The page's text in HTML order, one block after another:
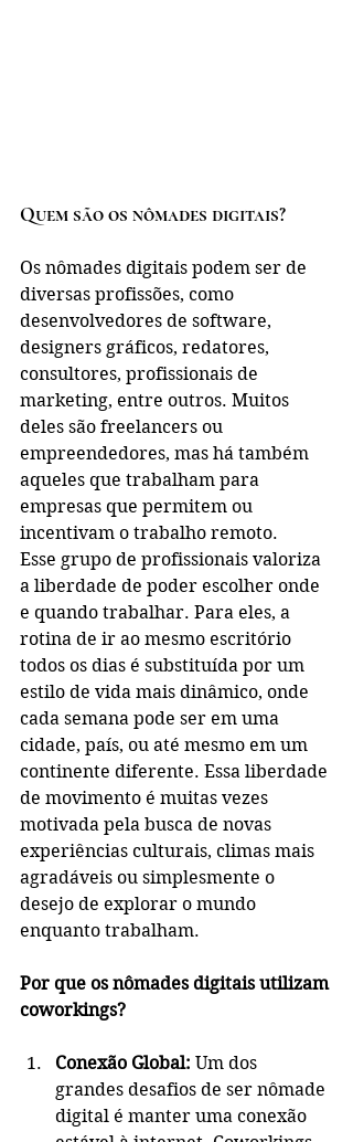
Quem são os nômades digitais?
Os nômades digitais podem ser de
diversas profissões, como
desenvolvedores de software,
designers gráficos, redatores,
consultores, profissionais de
marketing, entre outros. Muitos
deles são freelancers ou
empreendedores, mas há também
aqueles que trabalham para
empresas que permitem ou
incentivam o trabalho remoto.
Esse grupo de profissionais valoriza
a liberdade de poder escolher onde
e quando trabalhar. Para eles, a
rotina de ir ao mesmo escritório
todos os dias é substituída por um
estilo de vida mais dinâmico, onde
cada semana pode ser em uma
cidade, país, ou até mesmo em um
continente diferente. Essa liberdade
de movimento é muitas vezes
motivada pela busca de novas
experiências culturais, climas mais
agradáveis ou simplesmente o
desejo de explorar o mundo
enquanto trabalham.
Por que os nômades digitais utilizam
coworkings?
Conexão Global: Um dos
grandes desafios de ser nômade
digital é manter uma conexão